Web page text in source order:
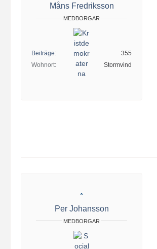
Måns Fredriksson
MEDBORGAR
Beiträge
355
Wohnort
Stormvind
Per Johansson
MEDBORGAR